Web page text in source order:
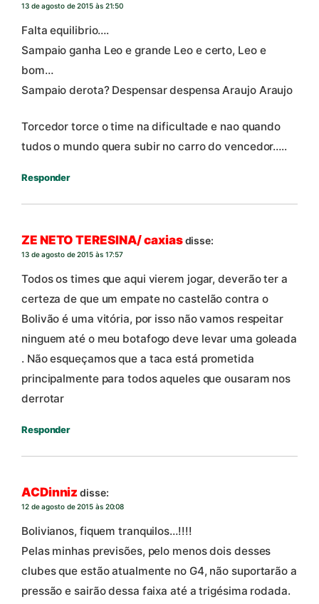
13 de agosto de 2015 às 21:50
Falta equilibrio….
Sampaio ganha Leo e grande Leo e certo, Leo e
bom…
Sampaio derota? Despensar despensa Araujo Araujo
Torcedor torce o time na dificultade e nao quando
tudos o mundo quera subir no carro do vencedor…..
Responder
ZE NETO TERESINA/ caxiasdisse:
13 de agosto de 2015 às 17:57
Todos os times que aqui vierem jogar, deverão ter a
certeza de que um empate no castelão contra o
Bolivão é uma vitória, por isso não vamos respeitar
ninguem até o meu botafogo deve levar uma goleada
. Não esqueçamos que a taca está prometida
principalmente para todos aqueles que ousaram nos
derrotar
Responder
ACDinniz disse:
12 de agosto de 2015 às 20:08
Bolivianos, fiquem tranquilos…!!!!
Pelas minhas previsões, pelo menos dois desses
clubes que estão atualmente no G4, não suportarão a
pressão e sairão dessa faixa até a trigésima rodada.